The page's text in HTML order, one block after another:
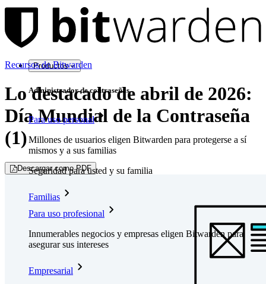
Productos
Administrador de contraseñas
Para uso personal
Millones de usuarios eligen Bitwarden para protegerse a sí
mismos y a sus familias
Seguridad para usted y su familia
Familias
Para uso profesional
Innumerables negocios y empresas eligen Bitwarden para
asegurar sus intereses
Empresarial
Recursos de Bitwarden
Lo destacado de abril de 2026:
Día Mundial de la Contraseña
(1)
Descargar como PDF